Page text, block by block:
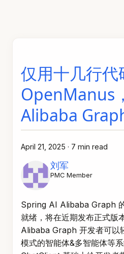
仅用十几行代
OpenManus
Alibaba
April 21, 2025 · 7 min read
刘军
PMC Member
Spring AI Alibaba Graph
就绪，将在近期发布正式版
Alibaba Graph 开发者可以
模式的智能体&多智能体等